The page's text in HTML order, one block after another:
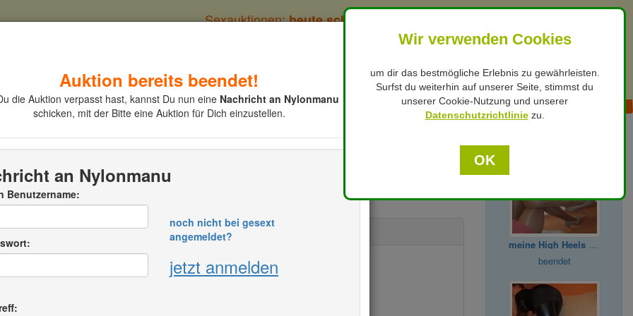
Wir verwenden Cookies
um dir das bestmögliche Erlebnis zu gewährleisten.
Surfst du weiterhin auf unserer Seite, stimmst du
unserer Cookie-Nutzung und unserer
Datenschutzrichtliniezu.
OK
Sexauktionen:heute schon gesext ?
Kategorien Auktion einstellen Hilfe / Kontakt Suche
Auktion bereits beendet!
die Auktion verpasst hast, kannst Du nun eine Nachricht an Nylonmanu
schicken, mit der Bitte eine Auktion für Dich einzustellen.
an Nylonmanu
Benutzername:
noch nicht bei gesext
angemeldet?
jetzt anmelden
BILDER CD
16:57:05 (MEZ)
Zeitbeendet
Auktionsnummer:
zum Auktionstext springen
bald endend in der
meine High Heels getragen für Dich
beendet